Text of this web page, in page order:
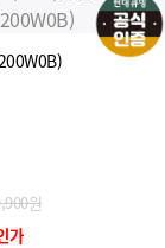
원
가